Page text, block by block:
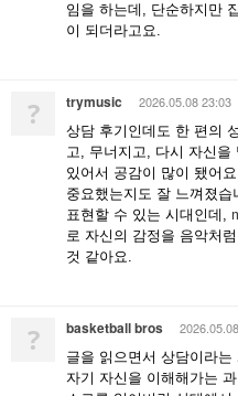
임을 하는데, 단순하지만
이 되더라고요.
? trymusic 2026.05.08 23:03
상담 후기인데도 한 편의
고, 무너지고, 다시 자신을
있어서 공감이 많이 됐어
중요했는지도 잘 느껴졌
표현할 수 있는 시대인데,
로 자신의 감정을 음악처
것 같아요.
? basketball bros
글을 읽으면서 상담이라
자기 자신을 이해해가는